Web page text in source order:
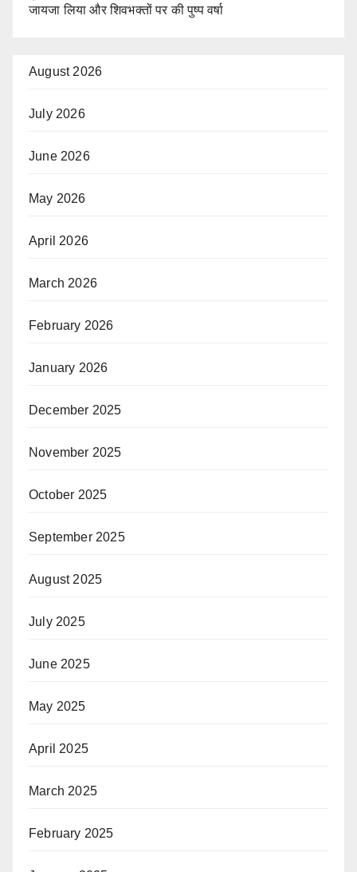
जायजा लिया और शिवभक्तों पर की पुष्प वर्षा
August 2026
July 2026
June 2026
May 2026
April 2026
March 2026
February 2026
January 2026
December 2025
November 2025
October 2025
September 2025
August 2025
July 2025
June 2025
May 2025
April 2025
March 2025
February 2025